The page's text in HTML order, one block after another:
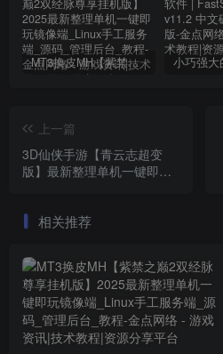
MT3换皮MH【紫禁之巅2双经脉尊享挂机版】2025最新整理单机一键即玩镜像端_Linux手工服务端_源码_管理后台_教程
上一篇
3D仙侠手游【青云志超变
版】最新整理单机一键即玩
端_GM后台_详细搭建教程
相关推荐